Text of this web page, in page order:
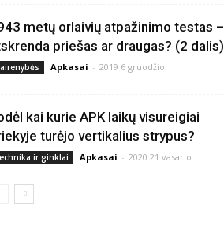
metų orlaivių atpažinimo testas –
priešas ar draugas? (2 dalis)
Apkasai - 2019 6 gruodžio
kai kurie APK laikų visureigiai
turėjo vertikalius strypus?
ir ginklai Apkasai - 2020 21 vasario